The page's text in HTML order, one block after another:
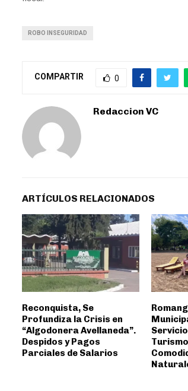
ROBO INSEGURIDAD
COMPARTIR 0
Redaccion VC
ARTÍCULOS RELACIONADOS
Reconquista, Se
Profundiza la Crisis en
“Algodonera Avellaneda”.
Despidos y Pagos
Parciales de Salarios